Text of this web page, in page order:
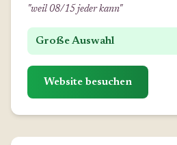
"weil 08/15 jeder kann"
Große Auswahl
Website besuchen